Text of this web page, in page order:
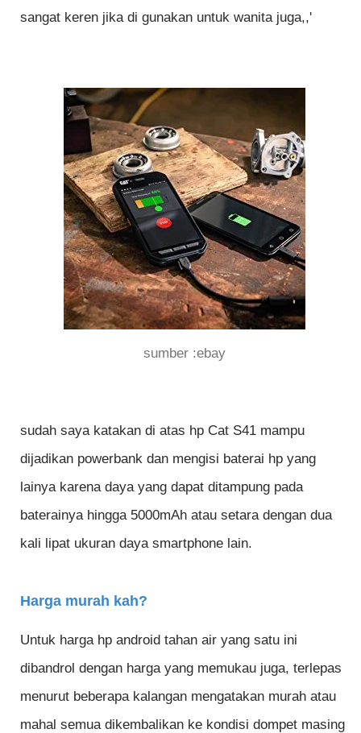
sangat keren jika di gunakan untuk wanita juga,,'
sumber :ebay
sudah saya katakan di atas hp Cat S41 mampu
dijadikan powerbank dan mengisi baterai hp yang
lainya karena daya yang dapat ditampung pada
baterainya hingga 5000mAh atau setara dengan dua
kali lipat ukuran daya smartphone lain.
Harga murah kah?
Untuk harga hp android tahan air yang satu ini
dibandrol dengan harga yang memukau juga, terlepas
menurut beberapa kalangan mengatakan murah atau
mahal semua dikembalikan ke kondisi dompet masing